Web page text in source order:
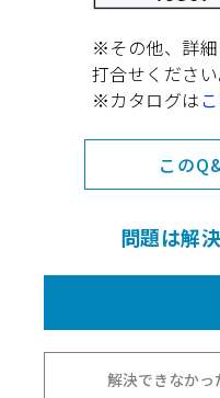
※その他、詳
打合せください
※カタログは
この
問題は解
解決できなかっ